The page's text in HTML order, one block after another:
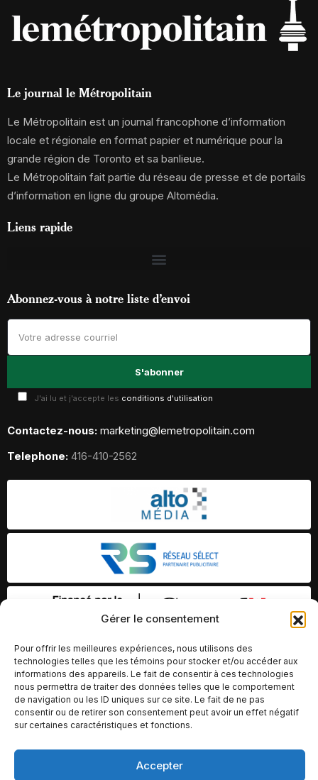
Gérer le consentement
Pour offrir les meilleures expériences, nous utilisons des
technologies telles que les témoins pour stocker et/ou accéder aux
informations des appareils. Le fait de consentir à ces technologies
nous permettra de traiter des données telles que le comportement
de navigation ou les ID uniques sur ce site. Le fait de ne pas
consentir ou de retirer son consentement peut avoir un effet négatif
sur certaines caractéristiques et fonctions.
Accepter
Le journal le Métropolitain
Le Métropolitain est un journal francophone d’information
locale et régionale en format papier et numérique pour la
grande région de Toronto et sa banlieue.
Le Métropolitain fait partie du réseau de presse et de portails
d’information en ligne du groupe Altomédia.
Liens rapide
Abonnez-vous à notre liste d’envoi
J'ai lu et j'accepte les conditions d'utilisation
Contactez-nous: marketing@lemetropolitain.com
Telephone: 416-410-2562
© Copyright 2026 – Altomédia Inc |